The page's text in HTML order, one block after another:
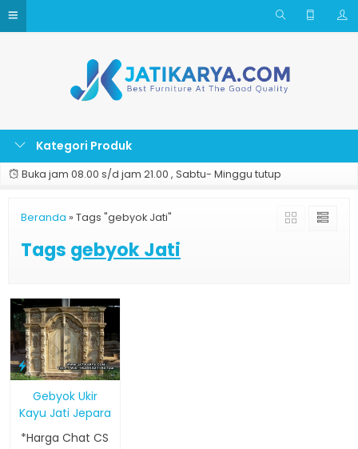
Kategori Produk
Buka jam 08.00 s/d jam 21.00 , Sabtu- Minggu tutup
Beranda » Tags "gebyok Jati"
Tags gebyok Jati
Gebyok Ukir
Kayu Jati Jepara
*Harga Chat CS